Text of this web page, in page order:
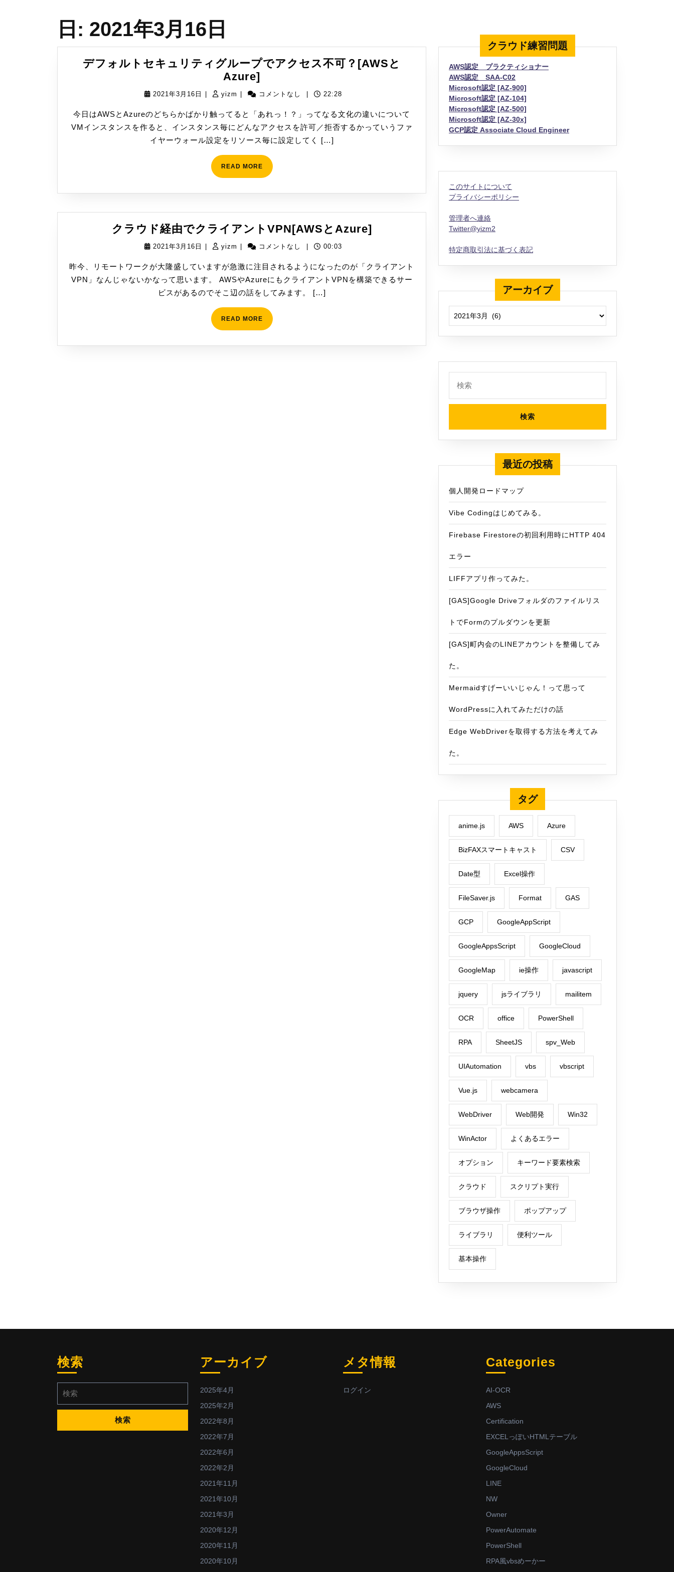
日: 2021年3月16日
デフォルトセキュリティグループでアクセス不可？[AWSと
Azure]
フ
ル
ト
セ
キ
ュ
リ
テ
ル
ー
で
ア
ク
セ
ス
可？
2021年3月16日
2021
3
月
16
yizm yizm コメントなし 22:28
今日はAWSとAzureのどちらかばかり触ってると「あれっ！？」ってなる文化の違いについて
VMインスタンスを作ると、インスタンス毎にどんなアクセスを許可／拒否するかっていうファ
イヤーウォール設定をリソース毎に設定してく […]
READ MOREREAD
MORE
クラウド経由でクライアントVPN[AWSとAzure]ク
ド
経
イ
2021年3月16日
2021
3
月
16
yizm yizm コメントなし 00:03
昨今、リモートワークが大隆盛していますが急激に注目されるようになったのが「クライアント
VPN」なんじゃないかなって思います。 AWSやAzureにもクライアントVPNを構築できるサー
ビスがあるのでそこ辺の話をしてみます。 […]
READ MOREREAD
MORE
クラウド練習問題
AWS認定 プラクティショナー
AWS認定 SAA-C02
Microsoft認定 [AZ-900]
Microsoft認定 [AZ-104]
Microsoft認定 [AZ-500]
Microsoft認定 [AZ-30x]
GCP認定 Associate Cloud Engineer
このサイトについて
プライバシーポリシー
管理者へ連絡
Twitter@yizm2
特定商取引法に基づく表記
アーカイブ
索:
最近の投稿
個人開発ロードマップ
Vibe Codingはじめてみる。
Firebase Firestoreの初回利用時にHTTP 404
エラー
LIFFアプリ作ってみた。
[GAS]Google Driveフォルダのファイルリス
トでFormのプルダウンを更新
[GAS]町内会のLINEアカウントを整備してみ
た。
Mermaidすげーいいじゃん！って思って
WordPressに入れてみただけの話
Edge WebDriverを取得する方法を考えてみ
た。
タグ
anime.js AWS Azure
BizFAXスマートキャスト CSV
Date型 Excel操作
FileSaver.js Format GAS
GCP GoogleAppScript
GoogleAppsScript GoogleCloud
GoogleMap ie操作 javascript
jquery jsライブラリ mailitem
OCR office PowerShell
RPA SheetJS spv_Web
UIAutomation vbs vbscript
Vue.js webcamera
WebDriver Web開発 Win32
WinActor よくあるエラー
オプション キーワード要素検索
クラウド スクリプト実行
ブラウザ操作 ポップアップ
ライブラリ 便利ツール
基本操作
検索
索:
アーカイブ
2025年4月
2025年2月
2022年8月
2022年7月
2022年6月
2022年2月
2021年11月
2021年10月
2021年3月
2020年12月
2020年11月
2020年10月
メタ情報
ログイン
Categories
AI-OCR
AWS
Certification
EXCELっぽいHTMLテーブル
GoogleAppsScript
GoogleCloud
LINE
NW
Owner
PowerAutomate
PowerShell
RPA風vbsめーかー